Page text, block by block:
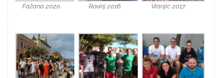
Fažana 2020. Rovinj 2016. Vranjic 2017.